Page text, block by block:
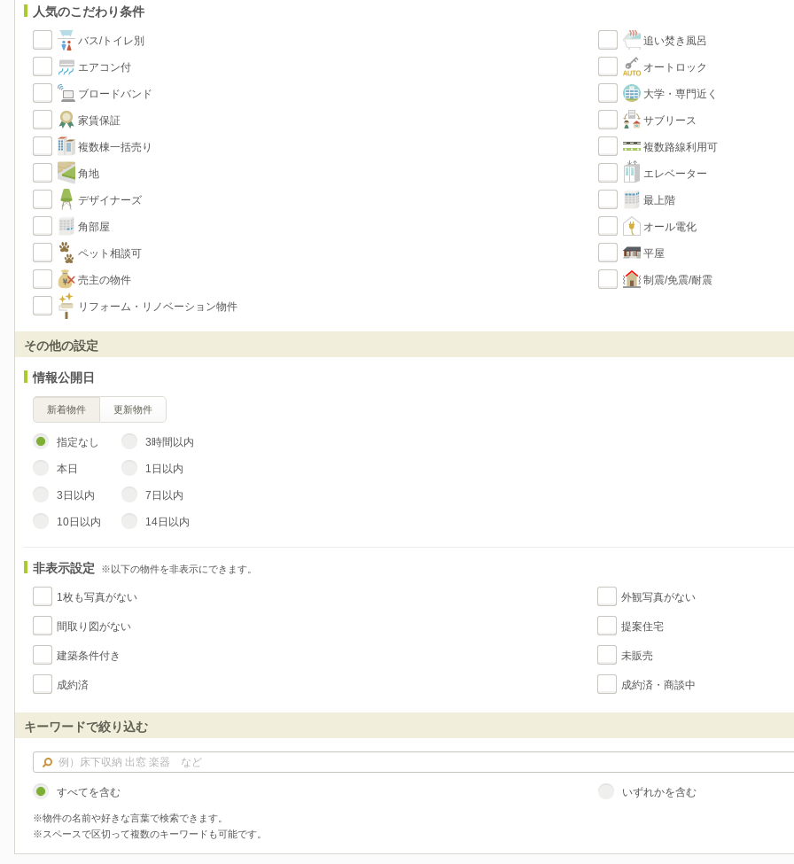
人気のこだわり条件
バス/トイレ別 追い焚き風呂
エアコン付 オートロック
ブロードバンド 大学・専門近く
家賃保証 サブリース
複数棟一括売り 複数路線利用可
角地 エレベーター
デザイナーズ 最上階
角部屋 オール電化
ペット相談可 平屋
売主の物件 制震/免震/耐震
リフォーム・リノベーション物件
その他の設定
情報公開日
新着物件 更新物件
指定なし 3時間以内
本日 1日以内
3日以内 7日以内
10日以内 14日以内
非表示設定 ※以下の物件を非表示にできます。
1枚も写真がない 外観写真がない
間取り図がない 提案住宅
建築条件付き 未販売
成約済 成約済・商談中
キーワードで絞り込む
すべてを含む いずれかを含む
※物件の名前や好きな言葉で検索できます。
※スペースで区切って複数のキーワードも可能です。